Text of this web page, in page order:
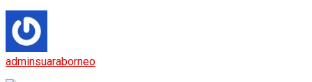
adminsuaraborneo